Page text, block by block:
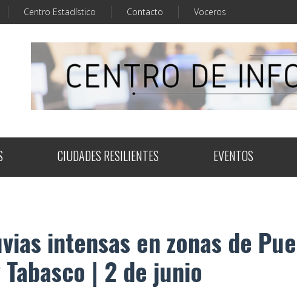
Centro Estadístico Contacto Voceros
CIUDADES RESILIENTES EVENTOS
intensas en zonas de
| 2 de junio